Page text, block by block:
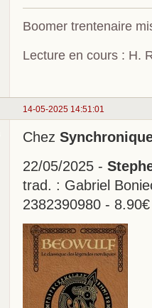
Boomer trentenaire
Lecture en cours : H.
14-05-2025 14:51:01
Chez
22/05/2025 -
trad. : Gabriel
2382390980 - 8.90€